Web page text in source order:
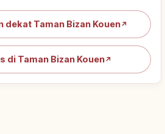
dekat Taman Bizan Kouen↗
di Taman Bizan Kouen↗